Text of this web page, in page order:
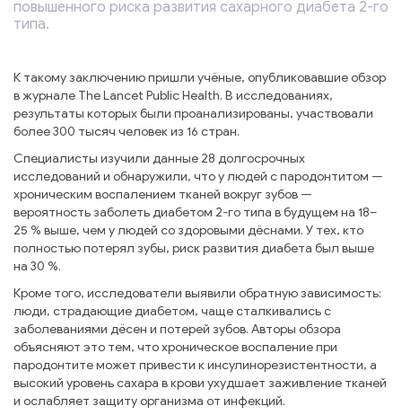
повышенного риска развития сахарного диабета 2-го
типа.
К такому заключению пришли учёные, опубликовавшие обзор
в журнале The Lancet Public Health. В исследованиях,
результаты которых были проанализированы, участвовали
более 300 тысяч человек из 16 стран.
Специалисты изучили данные 28 долгосрочных
исследований и обнаружили, что у людей с пародонтитом —
хроническим воспалением тканей вокруг зубов —
вероятность заболеть диабетом 2-го типа в будущем на 18–
25 % выше, чем у людей со здоровыми дёснами. У тех, кто
полностью потерял зубы, риск развития диабета был выше
на 30 %.
Кроме того, исследователи выявили обратную зависимость:
люди, страдающие диабетом, чаще сталкивались с
заболеваниями дёсен и потерей зубов. Авторы обзора
объясняют это тем, что хроническое воспаление при
пародонтите может привести к инсулинорезистентности, а
высокий уровень сахара в крови ухудшает заживление тканей
и ослабляет защиту организма от инфекций.